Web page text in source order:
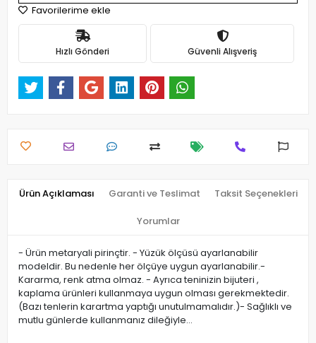
Favorilerime ekle
Hızlı Gönderi Güvenli Alışveriş
Ürün Açıklaması Garanti ve Teslimat Taksit Seçenekleri
Yorumlar
- Ürün metaryali pirinçtir. - Yüzük ölçüsü ayarlanabilir
modeldir. Bu nedenle her ölçüye uygun ayarlanabilir.-
Kararma, renk atma olmaz. - Ayrıca teninizin bijuteri ,
kaplama ürünleri kullanmaya uygun olması gerekmektedir.
(Bazı tenlerin karartma yaptığı unutulmamalıdır.)- Sağlıklı ve
mutlu günlerde kullanmanız dileğiyle…